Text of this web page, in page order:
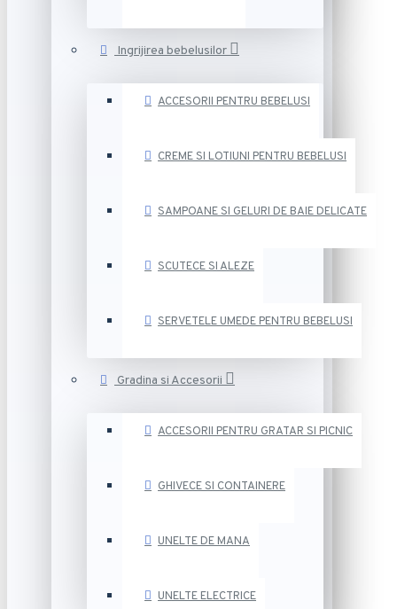
Ingrijirea bebelusilor
ACCESORII PENTRU BEBELUSI
CREME SI LOTIUNI PENTRU BEBELUSI
SAMPOANE SI GELURI DE BAIE DELICATE
SCUTECE SI ALEZE
SERVETELE UMEDE PENTRU BEBELUSI
Gradina si Accesorii
ACCESORII PENTRU GRATAR SI PICNIC
GHIVECE SI CONTAINERE
UNELTE DE MANA
UNELTE ELECTRICE